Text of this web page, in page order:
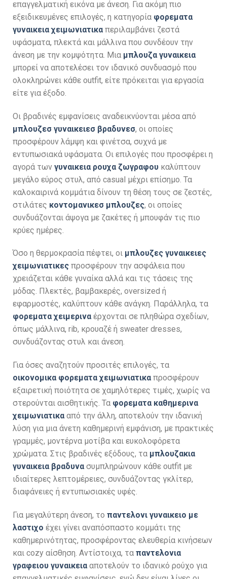
επαγγελματική εικόνα με άνεση. Για ακόμη πιο
εξειδικευμένες επιλογές, η κατηγορία φορεματα
γυναικεια χειμωνιατικα περιλαμβάνει ζεστά
υφάσματα, πλεκτά και μάλλινα που συνδέουν την
άνεση με την κομψότητα. Μια μπλουζα γυναικεια
μπορεί να αποτελέσει τον ιδανικό συνδυασμό που
ολοκληρώνει κάθε outfit, είτε πρόκειται για εργασία
είτε για έξοδο.
Οι βραδινές εμφανίσεις αναδεικνύονται μέσα από
μπλουζεσ γυναικειεσ βραδυνεσ, οι οποίες
προσφέρουν λάμψη και φινέτσα, συχνά με
εντυπωσιακά υφάσματα. Οι επιλογές που προσφέρει η
αγορά των γυναικεια ρουχα ζωγραφου καλύπτουν
μεγάλο εύρος στυλ, από casual μέχρι επίσημο. Τα
καλοκαιρινά κομμάτια δίνουν τη θέση τους σε ζεστές,
στιλάτες κοντομανικεσ μπλουζες, οι οποίες
συνδυάζονται άψογα με ζακέτες ή μπουφάν τις πιο
κρύες ημέρες.
Όσο η θερμοκρασία πέφτει, οι μπλουζες γυναικειες
χειμωνιατικες προσφέρουν την ασφάλεια που
χρειάζεται κάθε γυναίκα αλλά και τις τάσεις της
μόδας. Πλεκτές, βαμβακερές, oversized ή
εφαρμοστές, καλύπτουν κάθε ανάγκη. Παράλληλα, τα
φορεματα χειμεριναέρχονται σε πληθώρα σχεδίων,
όπως μάλλινα, rib, κρουαζέ ή sweater dresses,
συνδυάζοντας στυλ και άνεση.
Για όσες αναζητούν προσιτές επιλογές, τα
οικονομικα φορεματα χειμωνιατικαπροσφέρουν
εξαιρετική ποιότητα σε χαμηλότερες τιμές, χωρίς να
στερούνται αισθητικής. Τα φορεματα καθημερινα
χειμωνιατικααπό την άλλη, αποτελούν την ιδανική
λύση για μια άνετη καθημερινή εμφάνιση, με πρακτικές
γραμμές, μοντέρνα μοτίβα και ευκολοφόρετα
χρώματα. Στις βραδινές εξόδους, τα μπλουζακια
γυναικεια βραδυνα συμπληρώνουν κάθε outfit με
ιδιαίτερες λεπτομέρειες, συνδυάζοντας γκλίτερ,
διαφάνειες ή εντυπωσιακές υφές.
Για μεγαλύτερη άνεση, το παντελονι γυναικειο με
λαστιχο έχει γίνει αναπόσπαστο κομμάτι της
καθημερινότητας, προσφέροντας ελευθερία κινήσεων
και cozy αίσθηση. Αντίστοιχα, τα παντελονια
γραφειου γυναικεια αποτελούν το ιδανικό ρούχο για